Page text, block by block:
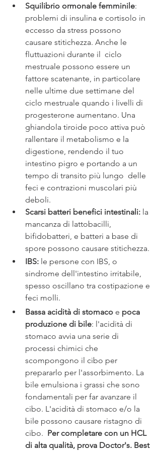
Squilibrio ormonale femminile:
problemi di insulina e cortisolo in
eccesso da stress possono
causare stitichezza. Anche le
fluttuazioni durante il  ciclo
mestruale possono essere un
fattore scatenante, in particolare
nelle ultime due settimane del
ciclo mestruale quando i livelli di
progesterone aumentano. Una
ghiandola tiroide poco attiva può
rallentare il metabolismo e la
digestione, rendendo il tuo
intestino pigro e portando a un
tempo di transito più lungo  delle
feci e contrazioni muscolari più
deboli.
Scarsi batteri benefici intestinali: la
mancanza di lattobacilli,
bifidobatteri, e batteri a base di
spore possono causare stitichezza.
IBS: le persone con IBS, o
sindrome dell'intestino irritabile,
spesso oscillano tra costipazione e
feci molli.
Bassa acidità di stomaco e poca
produzione di bile: l'acidità di
stomaco avvia una serie di
processi chimici che
scompongono il cibo per
prepararlo per l'assorbimento. La
bile emulsiona i grassi che sono
fondamentali per far avanzare il
cibo. L'acidità di stomaco e/o la
bile possono causare ristagno di
cibo. Per completare con un HCL
di alta qualità, prova Doctor's. Best